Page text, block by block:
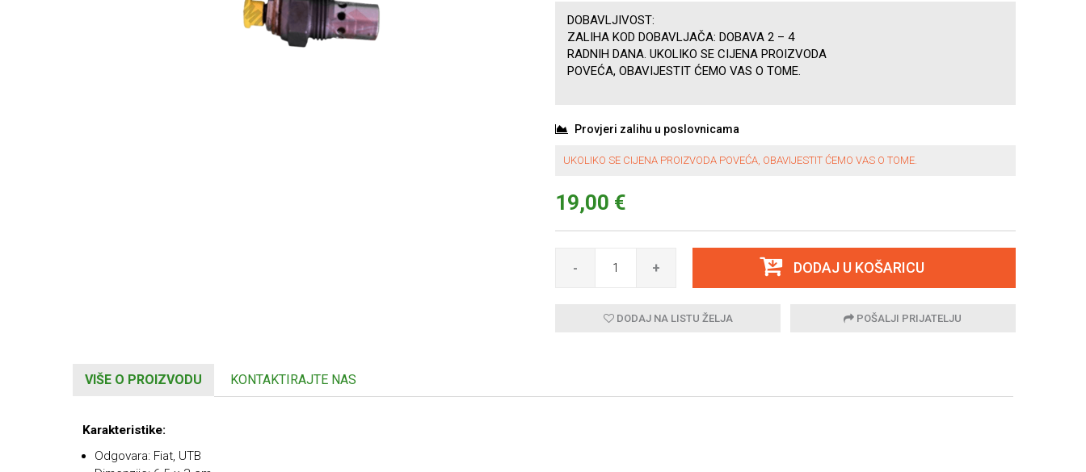
DOBAVLJIVOST:
ZALIHA KOD DOBAVLJAČA: DOBAVA 2 – 4
RADNIH DANA. UKOLIKO SE CIJENA PROIZVODA
POVEĆA, OBAVIJESTIT ĆEMO VAS O TOME.
Provjeri zalihu u poslovnicama
UKOLIKO SE CIJENA PROIZVODA POVEĆA, OBAVIJESTIT ĆEMO VAS O TOME.
19,00 €
- + DODAJ U KOŠARICU
DODAJ NA LISTU ŽELJA POŠALJI PRIJATELJU
VIŠE O PROIZVODU KONTAKTIRAJTE NAS
Karakteristike:
Odgovara: Fiat, UTB